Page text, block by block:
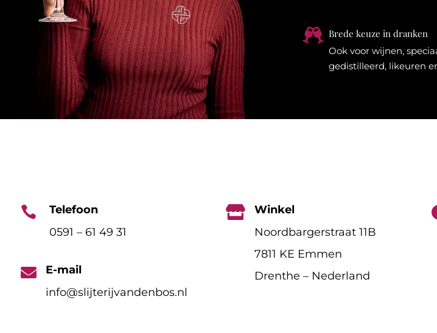
 Brede keuze in dranken
Ook voor wijnen,
gedistilleerd, likeuren

Telefoon
0591 – 61 49 31

E-mail
info@slijterijvandenbos.nl

Winkel
Noordbargerstraat 11B
7811 KE Emmen
Drenthe – Nederland